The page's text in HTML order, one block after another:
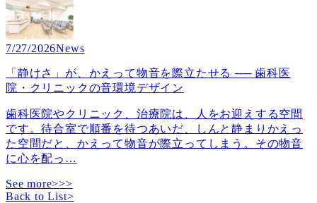
7/27/2026News
「静けさ」が、かえって物音を際立たせる ── 歯科医
院・クリニックの音環境デザイン
歯科医院やクリニック、治療院は、人をお迎えする空間
です。待合室で順番を待つあいだ、しんと静まりかえっ
た空間だと、かえって物音が際立ってしまう。その物音
に心を配っ …
See more>>>
Back to List>